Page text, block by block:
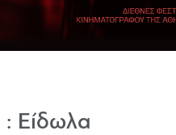
: Είδωλα